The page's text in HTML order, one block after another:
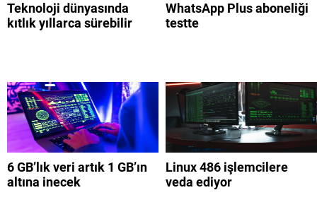
Teknoloji dünyasında
kıtlık yıllarca sürebilir
WhatsApp Plus aboneliği
testte
6 GB’lık veri artık 1 GB’ın
altına inecek
Linux 486 işlemcilere
veda ediyor